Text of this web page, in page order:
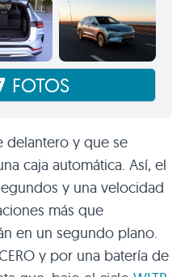
FOTOS
delantero y que se
caja automática. Así, el
y una velocidad
más que
en un segundo plano.
y por una batería de